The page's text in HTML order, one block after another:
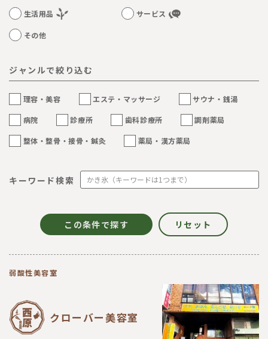
生活用品 サービス
その他
ジャンルで絞り込む
理容・美容 エステ・マッサージ サウナ・銭湯
病院 診療所 歯科診療所 調剤薬局
整体・整骨・接骨・鍼灸 薬局・漢方薬局
キーワード検索
弱酸性美容室
クローバー美容室